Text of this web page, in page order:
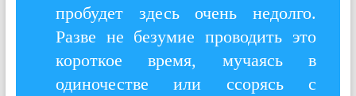
пробудет здесь очень недолго.
Разве не безумие проводить это
короткое время, мучаясь в
одиночестве или ссорясь с